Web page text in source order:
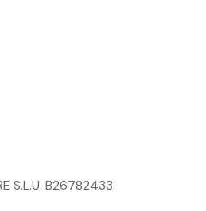
S.L.U. B26782433